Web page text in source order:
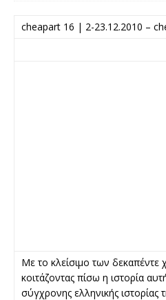
cheapart 16 | 2-23.12.2010 –
Με το κλείσιμο των
κοιτάζοντας πίσω η ιστορία
σύγχρονης ελληνικής ιστορίας